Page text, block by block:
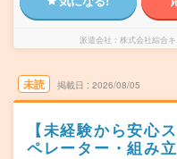
派遣会社 株式会社綜合
未読 掲載日 2026/08/05
【未経験から安心
ペレーター・組み